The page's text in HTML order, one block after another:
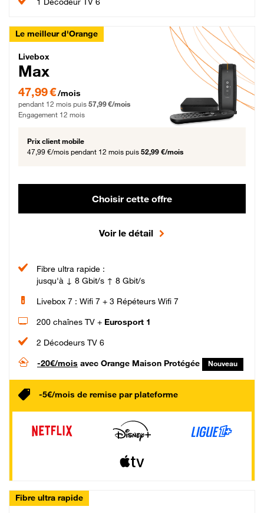
Le meilleur d'Orange
Livebox Max Fibre
Livebox
Max
47,99 € par mois pendant 12 mois puis 57,99 € par mois, Engagement 12 mois
47,99 €/mois
pendant 12 mois puis 57,99 €/mois
Engagement 12 mois
Prix client mobile
47,99 €/mois pendant 12 mois puis 52,99 €/mois
Choisir cette offre
Voir le détail
Fibre ultra rapide :
jusqu'à ↓ 8 Gbit/s ↑ 8 Gbit/s
Livebox 7 : Wifi 7 + 3 Répéteurs Wifi 7
200 chaînes TV + Eurosport 1
2 Décodeurs TV 6
-20€/mois avec Orange Maison Protégée Nouveau
-5€/mois de remise par plateforme
Fibre ultra rapide